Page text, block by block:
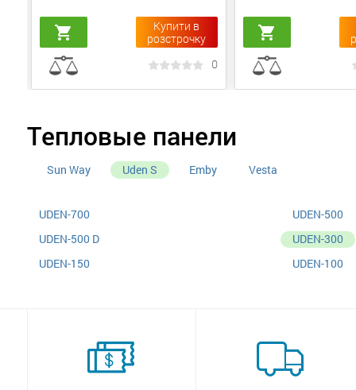
shopping_cart
Купити в
розстрочку
0
shopping_cart
Тепловые панели
Sun Way Uden S Emby Vesta
UDEN-700
UDEN-500
UDEN-500 D
UDEN-300
UDEN-150
UDEN-100